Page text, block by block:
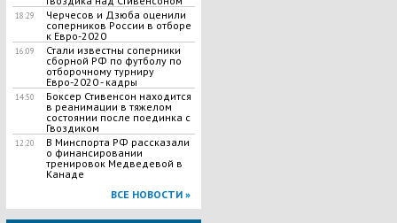
18:29
Черчесов и Дзюба оценили
соперников России в отборе
к Евро-2020
16:09
​Стали известны соперники
сборной РФ по футболу по
отборочному турниру
Евро-2020 - кадры
14:50
Боксер Стивенсон находится
в реанимации в тяжелом
состоянии после поединка с
Гвоздиком
12:20
В Минспорта РФ рассказали
о финансировании
тренировок Медведевой в
Канаде
ВСЕ НОВОСТИ »